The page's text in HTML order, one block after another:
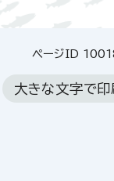
ページID
大きな文字で印